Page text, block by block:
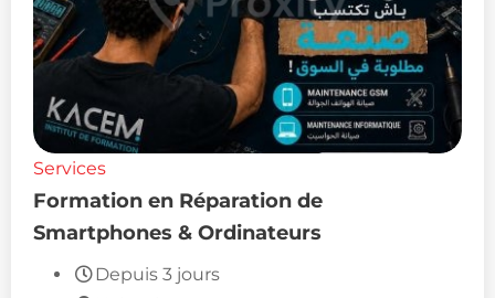
Services
Formation en Réparation de
Smartphones & Ordinateurs
Depuis 3 jours